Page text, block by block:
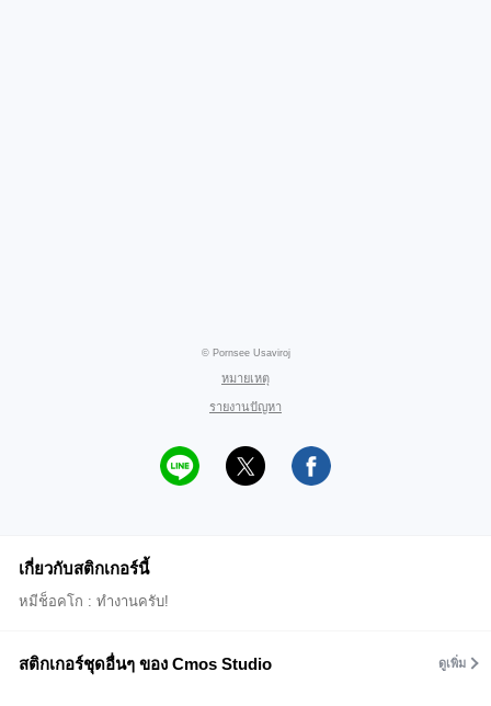
© Pornsee Usaviroj
หมายเหตุ
รายงานปัญหา
เกี่ยวกับสติกเกอร์นี้
หมีช็อคโก : ทำงานครับ!
สติกเกอร์ชุดอื่นๆ ของ Cmos Studio ดูเพิ่ม